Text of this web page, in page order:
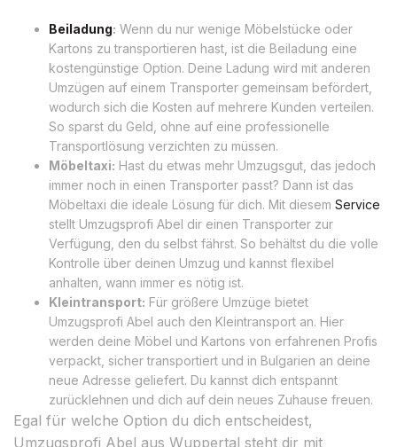
Beiladung: Wenn du nur wenige Möbelstücke oder
Kartons zu transportieren hast, ist die Beiladung eine
kostengünstige Option. Deine Ladung wird mit anderen
Umzügen auf einem Transporter gemeinsam befördert,
wodurch sich die Kosten auf mehrere Kunden verteilen.
So sparst du Geld, ohne auf eine professionelle
Transportlösung verzichten zu müssen.
Möbeltaxi: Hast du etwas mehr Umzugsgut, das jedoch
immer noch in einen Transporter passt? Dann ist das
Möbeltaxi die ideale Lösung für dich. Mit diesem Service
stellt Umzugsprofi Abel dir einen Transporter zur
Verfügung, den du selbst fährst. So behältst du die volle
Kontrolle über deinen Umzug und kannst flexibel
anhalten, wann immer es nötig ist.
Kleintransport: Für größere Umzüge bietet
Umzugsprofi Abel auch den Kleintransport an. Hier
werden deine Möbel und Kartons von erfahrenen Profis
verpackt, sicher transportiert und in Bulgarien an deine
neue Adresse geliefert. Du kannst dich entspannt
zurücklehnen und dich auf dein neues Zuhause freuen.
Egal für welche Option du dich entscheidest,
Umzugsprofi Abel aus Wuppertal steht dir mit